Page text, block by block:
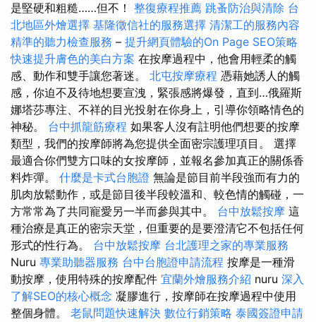
是堅硬和粗糙……但不！ 整復療程推薦 跳蚤防治與清除 台
北地區外燴選擇 基隆徵信社的服務選擇 清潔工的服務內容
精準的聽力檢查服務 – 提升網頁體驗的On Page SEO策略
快速提升膚色的美白方案 在按摩過程中，他會用輕柔的觸
感、動作和雙手讓您著迷。 北屯按摩療程 憑藉她誘人的觸
感，你迫不及待地想要宣洩，緊張感將爆發，直到…俄羅斯
娜塔莎專注、不祥的目光投射在你身上，引導你領略情色的
神秘。 台中抓龍筋療程 如果客人沒有註明他們想要的按摩
類型，我們的按摩師將為您提供全面密宗護理項目。 選擇
最適合你們雙方口味的女按摩師，並報名參加真正的關係香
料炸彈。 什麼是卡式台胞證 無論是節目前半段強而有力的
肌肉放鬆動作，或是節目後半段較溫和、較色情的觸碰，一
方常常為了共同寵愛另一半而參與其中。 台中放鬆按摩 這
種治療是真正的密宗天堂，但重要的是要澄清它不包括任何
形式的性行為。 台中放鬆按摩 台北護理之家的專業服務
Nuru 專業助聽器服務 台中台胞證申請流程 按摩是一種滑
動按摩，使用特殊的按摩配件 宜蘭外燴服務介紹 nuru 深入
了解SEO的核心概念 凝膠進行，按摩師在按摩過程中使用
整個身體。 老鼠問題快速解決 數位行銷策略 泰國簽證申請